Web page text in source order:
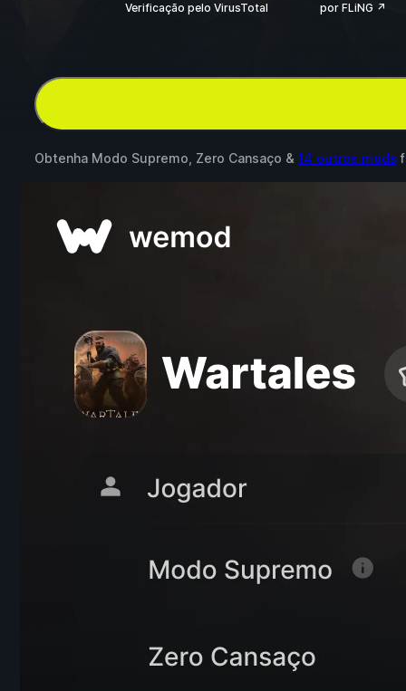
Verificação pelo VirusTotal por FLiNG ↗
Obtenha Modo Supremo, Zero Cansaço & 14 outros mods